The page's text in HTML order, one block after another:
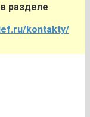
разделе
kontakty/